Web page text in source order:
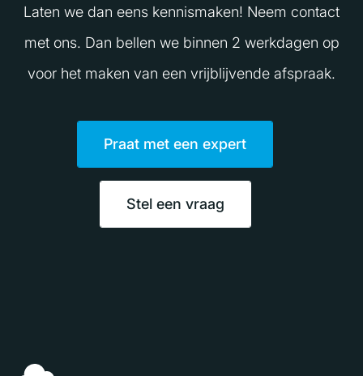
Laten we dan eens kennismaken! Neem contact
met ons. Dan bellen we binnen 2 werkdagen op
voor het maken van een vrijblijvende afspraak.
Praat met een expert
Stel een vraag